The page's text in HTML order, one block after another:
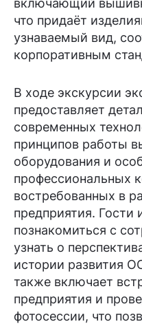
включающий
что придаёт
узнаваемый вид,
корпоративным
В ходе экскурсии
предоставляет
современных
принципов работы
оборудования и
профессиональных
востребованных в
предприятия.
познакомиться с
узнать о
истории развития
также включает
предприятия и
фотосессии, что